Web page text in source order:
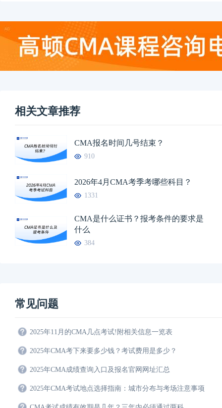
相关文章推荐
CMA报名时间几号结束？
910
2026年4月CMA考季考哪些科目？
1331
CMA是什么证书？报考条件的要求是
什么
384
常见问题
2025年11月的CMA几点考试!附相关信息一览表
2025年CMA考下来要多少钱？考试费用是多少？
2025年CMA成绩查询入口及报名官网网址汇总
2025年CMA考试地点选择指南：城市分布与考场注意事项